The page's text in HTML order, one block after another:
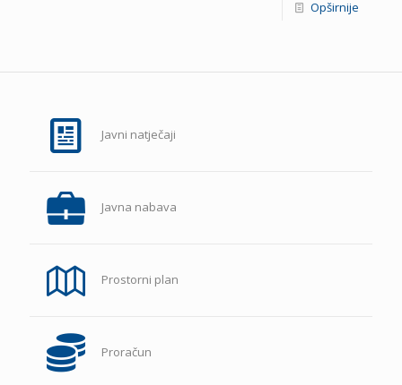
Opširnije
Javni natječaji
Javna nabava
Prostorni plan
Proračun